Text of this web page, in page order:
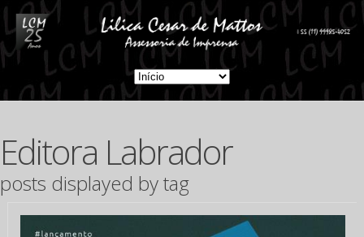
Editora Labrador
posts displayed by tag